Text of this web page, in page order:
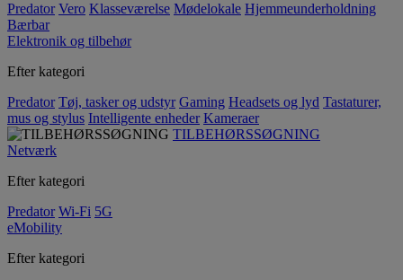
Predator Vero Klasseværelse Mødelokale Hjemmeunderholdning
Bærbar
Elektronik og tilbehør
Efter kategori
Predator Tøj, tasker og udstyr Gaming Headsets og lyd Tastaturer,
mus og stylus Intelligente enheder Kameraer
TILBEHØRSSØGNING
Netværk
Efter kategori
Predator Wi-Fi 5G
eMobility
Efter kategori